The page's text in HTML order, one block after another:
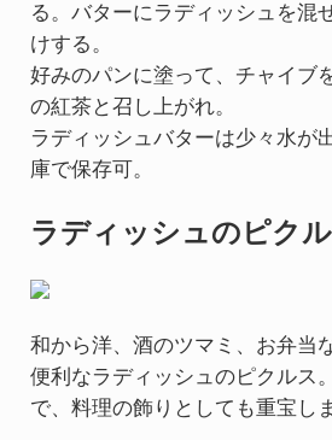
る。バターにラディッシュを混
けする。
好みのパンに塗って、チャイブ
の紅茶と召し上がれ。
ラディッシュバターは少々水が
庫で保存可。
ラディッシュのピク
和から洋、酒のツマミ、お弁当
便利なラディッシュのピクルス
で、料理の飾りとしても重宝し